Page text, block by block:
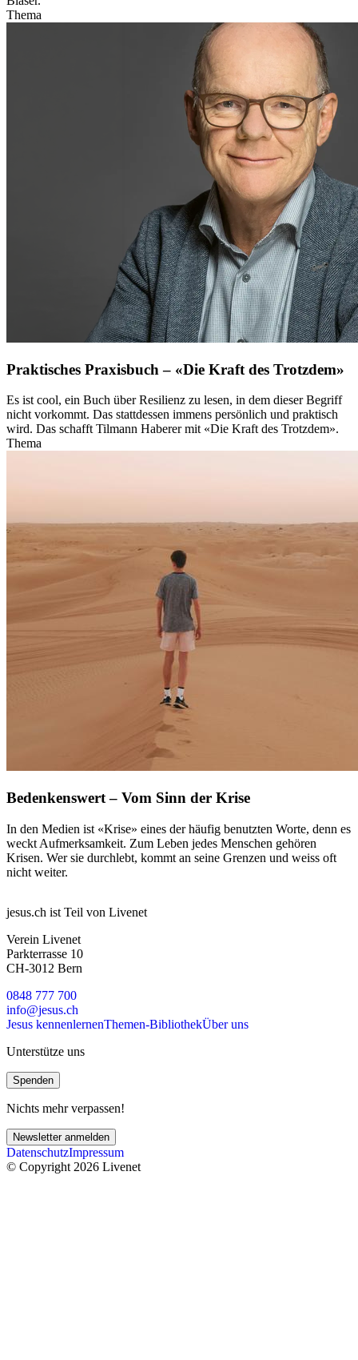
Thema
Praktisches Praxisbuch – «Die Kraft des Trotzdem»
Es ist cool, ein Buch über Resilienz zu lesen, in dem dieser Begriff
nicht vorkommt. Das stattdessen immens persönlich und praktisch
wird. Das schafft Tilmann Haberer mit «Die Kraft des Trotzdem».
Thema
Bedenkenswert – Vom Sinn der Krise
In den Medien ist «Krise» eines der häufig benutzten Worte, denn es
weckt Aufmerksamkeit. Zum Leben jedes Menschen gehören
Krisen. Wer sie durchlebt, kommt an seine Grenzen und weiss oft
nicht weiter.
jesus.ch ist Teil von Livenet
Verein Livenet
Parkterrasse 10
CH-3012 Bern
0848 777 700
info@jesus.ch
Jesus kennenlernenThemen-BibliothekÜber uns
Unterstütze uns
Spenden
Nichts mehr verpassen!
Newsletter anmelden
DatenschutzImpressum
© Copyright 2026 Livenet